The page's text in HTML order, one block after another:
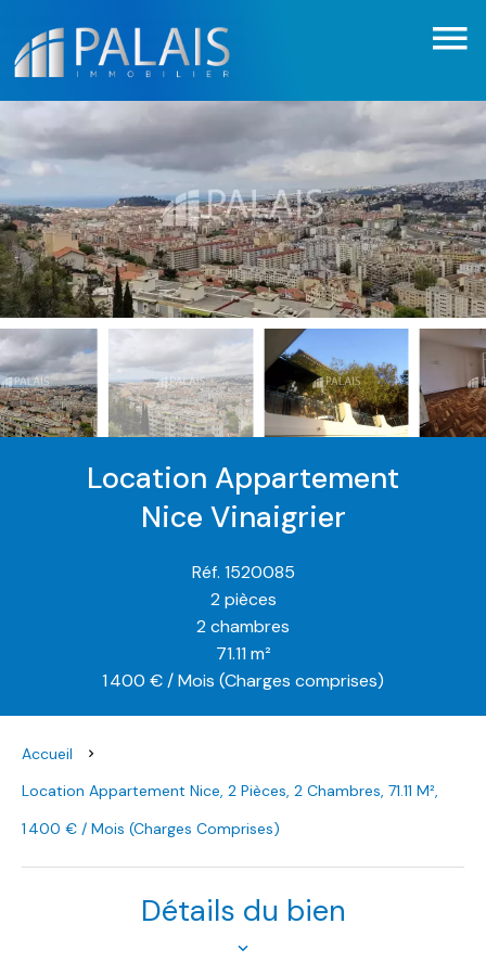
Location Appartement
Nice Vinaigrier
Réf. 1520085
2 pièces
2 chambres
71.11 m²
1 400 € / Mois (Charges comprises)
Accueil
Location Appartement Nice, 2 Pièces, 2 Chambres, 71.11 M²,
1 400 € / Mois (Charges Comprises)
Détails du bien